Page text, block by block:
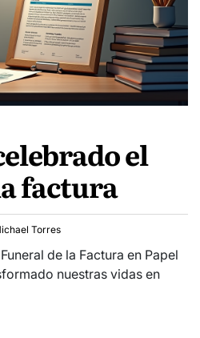
el
factura
Torres
de la Factura en Papel
nuestras vidas en